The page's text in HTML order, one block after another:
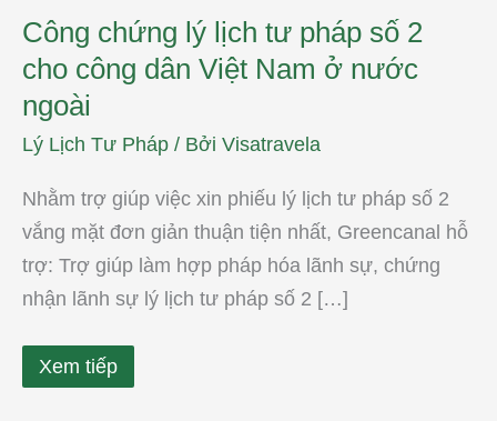
Công chứng lý lịch tư pháp số 2
cho công dân Việt Nam ở nước
ngoài
Lý Lịch Tư Pháp / Bởi Visatravela
Nhằm trợ giúp việc xin phiếu lý lịch tư pháp số 2
vắng mặt đơn giản thuận tiện nhất, Greencanal hỗ
trợ: Trợ giúp làm hợp pháp hóa lãnh sự, chứng
nhận lãnh sự lý lịch tư pháp số 2 […]
ngoài
Xem tiếp